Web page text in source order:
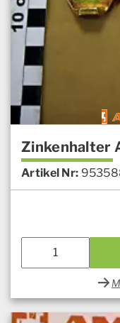
Zinkenhalter
Artikel Nr: